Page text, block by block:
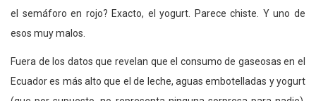
el semáforo en rojo? Exacto, el yogurt. Parece chiste. Y uno de
esos muy malos.
Fuera de los datos que revelan que el consumo de gaseosas en el
Ecuador es más alto que el de leche, aguas embotelladas y yogurt